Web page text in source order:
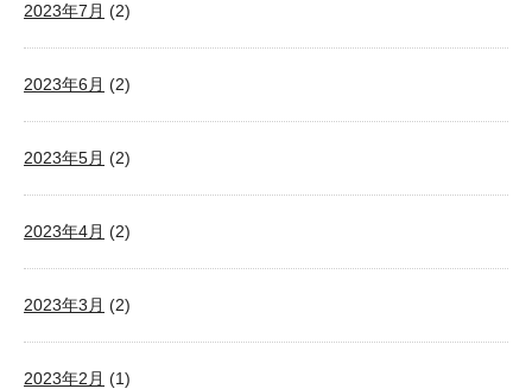
2023年7月 (2)
2023年6月 (2)
2023年5月 (2)
2023年4月 (2)
2023年3月 (2)
2023年2月 (1)